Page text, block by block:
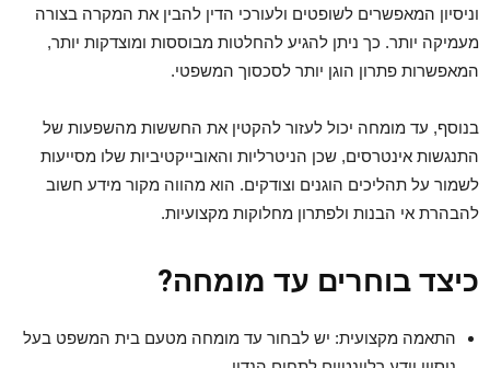
וניסיון המאפשרים לשופטים ולעורכי הדין להבין את המקרה בצורה
מעמיקה יותר. כך ניתן להגיע להחלטות מבוססות ומוצדקות יותר,
המאפשרות פתרון הוגן יותר לסכסוך המשפטי.
בנוסף, עד מומחה יכול לעזור להקטין את החששות מהשפעות של
התנגשות אינטרסים, שכן הניטרליות והאובייקטיביות שלו מסייעות
לשמור על תהליכים הוגנים וצודקים. הוא מהווה מקור מידע חשוב
להבהרת אי הבנות ולפתרון מחלוקות מקצועיות.
כיצד בוחרים עד מומחה?
התאמה מקצועית: יש לבחור עד מומחה מטעם בית המשפט בעל